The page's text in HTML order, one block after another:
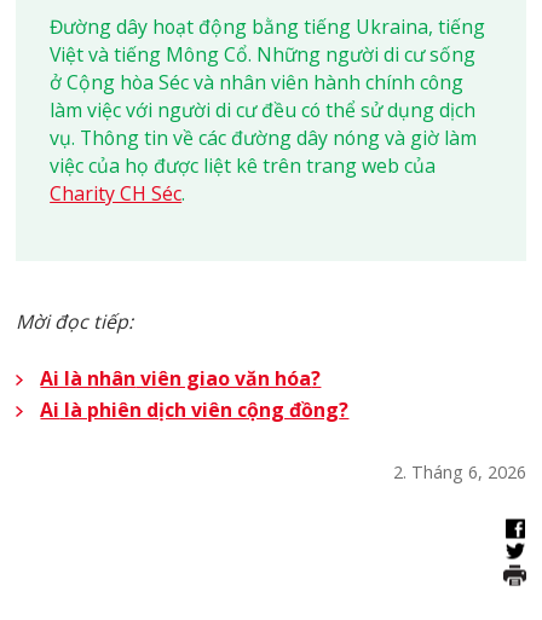
Đường dây hoạt động bằng tiếng Ukraina, tiếng
Việt và tiếng Mông Cổ. Những người di cư sống
ở Cộng hòa Séc và nhân viên hành chính công
làm việc với người di cư đều có thể sử dụng dịch
vụ. Thông tin về các đường dây nóng và giờ làm
việc của họ được liệt kê trên trang web của
Charity CH Séc.
Mời đọc tiếp:
Ai là nhân viên giao văn hóa?
Ai là phiên dịch viên cộng đồng?
2. Tháng 6, 2026